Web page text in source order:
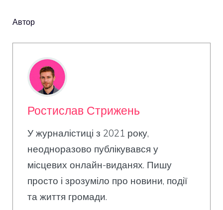
Автор
Ростислав Стрижень
У журналістиці з 2021 року,
неодноразово публікувався у
місцевих онлайн-виданях. Пишу
просто і зрозуміло про новини, події
та життя громади.